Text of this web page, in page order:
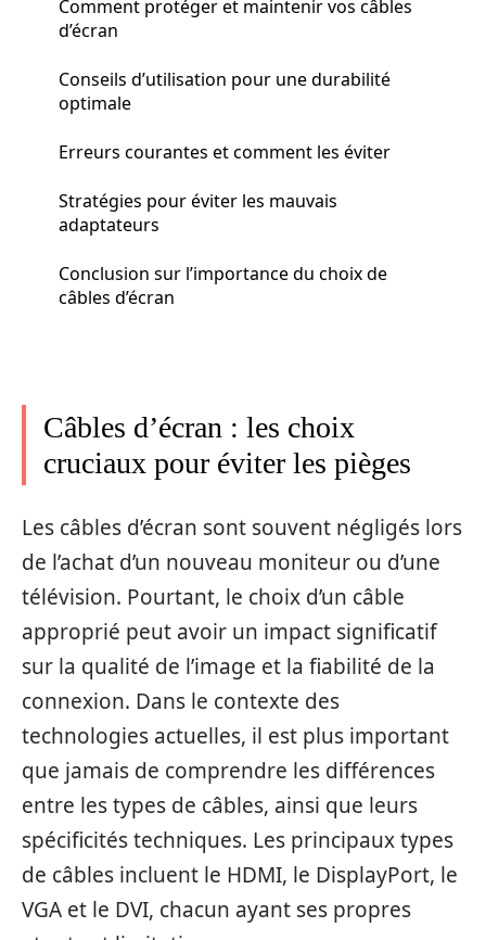
Comment protéger et maintenir vos câbles
d’écran
Conseils d’utilisation pour une durabilité
optimale
Erreurs courantes et comment les éviter
Stratégies pour éviter les mauvais
adaptateurs
Conclusion sur l’importance du choix de
câbles d’écran
Câbles d’écran : les choix
cruciaux pour éviter les pièges
Les câbles d’écran sont souvent négligés lors
de l’achat d’un nouveau moniteur ou d’une
télévision. Pourtant, le choix d’un câble
approprié peut avoir un impact significatif
sur la qualité de l’image et la fiabilité de la
connexion. Dans le contexte des
technologies actuelles, il est plus important
que jamais de comprendre les différences
entre les types de câbles, ainsi que leurs
spécificités techniques. Les principaux types
de câbles incluent le HDMI, le DisplayPort, le
VGA et le DVI, chacun ayant ses propres